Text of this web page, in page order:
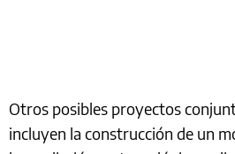
Otros posibles proyectos
incluyen la construcción de un